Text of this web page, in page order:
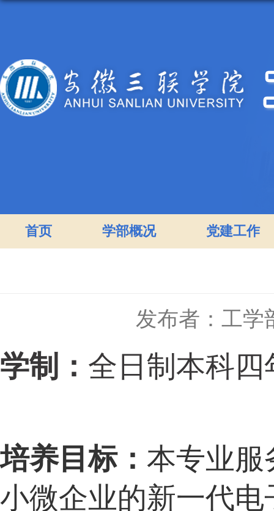
首页 学部概况 党建工作
发布者：工学
学制： 全日制本科四
培养目标： 本专业服
小微企业的新一代